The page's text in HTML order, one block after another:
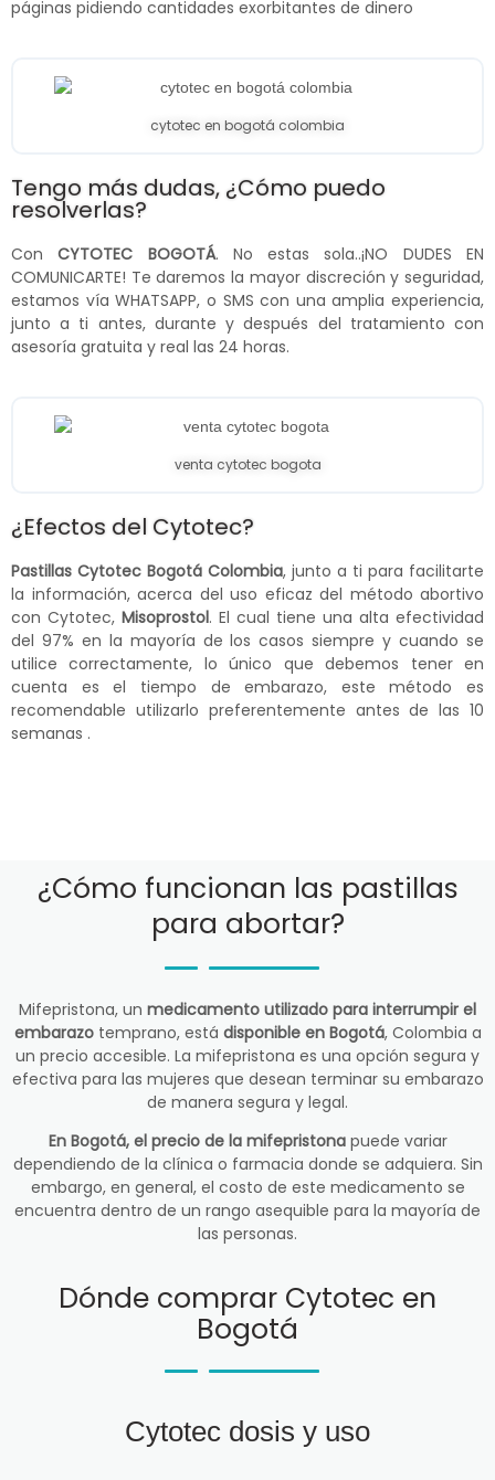
páginas pidiendo cantidades exorbitantes de dinero
cytotec en bogotá colombia
Tengo más dudas, ¿Cómo puedo
resolverlas?
ConCYTOTEC BOGOTÁ. No estas sola..¡NO DUDES EN
COMUNICARTE! Te daremos la mayor discreción y seguridad,
estamos vía WHATSAPP, o SMS con una amplia experiencia,
junto a ti antes, durante y después del tratamiento con
asesoría gratuita y real las 24 horas.
venta cytotec bogota
¿Efectos del Cytotec?
Pastillas Cytotec Bogotá Colombia, junto a ti para facilitarte
la información, acerca del uso eficaz del método abortivo
con Cytotec, Misoprostol. El cual tiene una alta efectividad
del 97% en la mayoría de los casos siempre y cuando se
utilice correctamente, lo único que debemos tener en
cuenta es el tiempo de embarazo, este método es
recomendable utilizarlo preferentemente antes de las 10
semanas .
¿Cómo funcionan las pastillas
para abortar?
Mifepristona, un medicamento utilizado para interrumpir el
embarazotemprano, está disponible en Bogotá, Colombia a
un precio accesible. La mifepristona es una opción segura y
efectiva para las mujeres que desean terminar su embarazo
de manera segura y legal.
En Bogotá, el precio de la mifepristonapuede variar
dependiendo de la clínica o farmacia donde se adquiera. Sin
embargo, en general, el costo de este medicamento se
encuentra dentro de un rango asequible para la mayoría de
las personas.
Dónde comprar Cytotec en
Bogotá
Cytotec dosis y uso